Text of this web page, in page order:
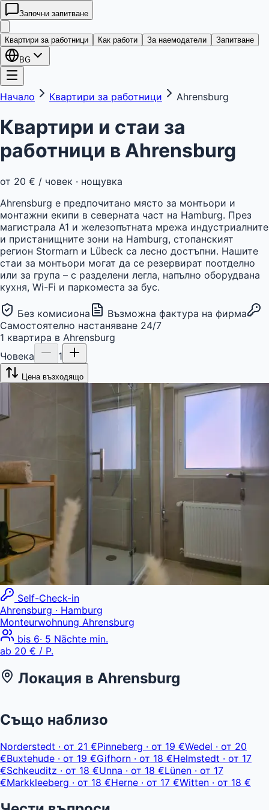
Започни запитване
kwatera24
Квартири за работници Как работи За наемодатели Запитване
BG
Начало Квартири за работници Ahrensburg
Квартири и стаи за
работници в Ahrensburg
от 20 € / човек · нощувка
Ahrensburg е предпочитано място за монтьори и
монтажни екипи в северната част на Hamburg. През
магистрала A1 и железопътната мрежа индустриалните
и пристанищните зони на Hamburg, стопанският
регион Stormarn и Lübeck са лесно достъпни. Нашите
стаи за монтьори могат да се резервират поотделно
или за група – с разделени легла, напълно оборудвана
кухня, Wi-Fi и паркоместа за бус.
Без комисиона
Възможна фактура на фирма
Самостоятелно настаняване 24/7
1 квартира в Ahrensburg
Човека
1
Цена възходящо
Self-Check-in
Ahrensburg · Hamburg
Monteurwohnung Ahrensburg
bis 6· 5 Nächte min.
ab 20 € / P.
Локация в Ahrensburg
+
Също наблизо
Norderstedt · от 21 €Pinneberg · от 19 €Wedel · от 20
€Buxtehude · от 19 €Gifhorn · от 18 €Helmstedt · от 17
€Schkeuditz · от 18 €Unna · от 18 €Lünen · от 17
€Markkleeberg · от 18 €Herne · от 17 €Witten · от 18 €